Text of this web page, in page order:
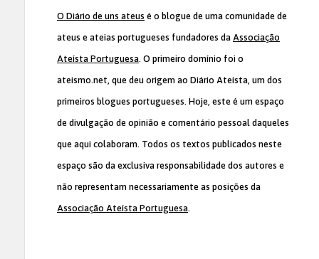
O Diário de uns ateus é o blogue de uma comunidade de
ateus e ateias portugueses fundadores da Associação
Ateísta Portuguesa. O primeiro domínio foi o
ateismo.net, que deu origem ao Diário Ateísta, um dos
primeiros blogues portugueses. Hoje, este é um espaço
de divulgação de opinião e comentário pessoal daqueles
que aqui colaboram. Todos os textos publicados neste
espaço são da exclusiva responsabilidade dos autores e
não representam necessariamente as posições da
Associação Ateísta Portuguesa.